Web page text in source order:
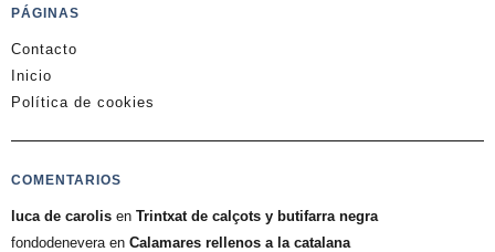
PÁGINAS
Contacto
Inicio
Política de cookies
COMENTARIOS
luca de carolis en Trintxat de calçots y butifarra negra
fondodenevera en Calamares rellenos a la catalana